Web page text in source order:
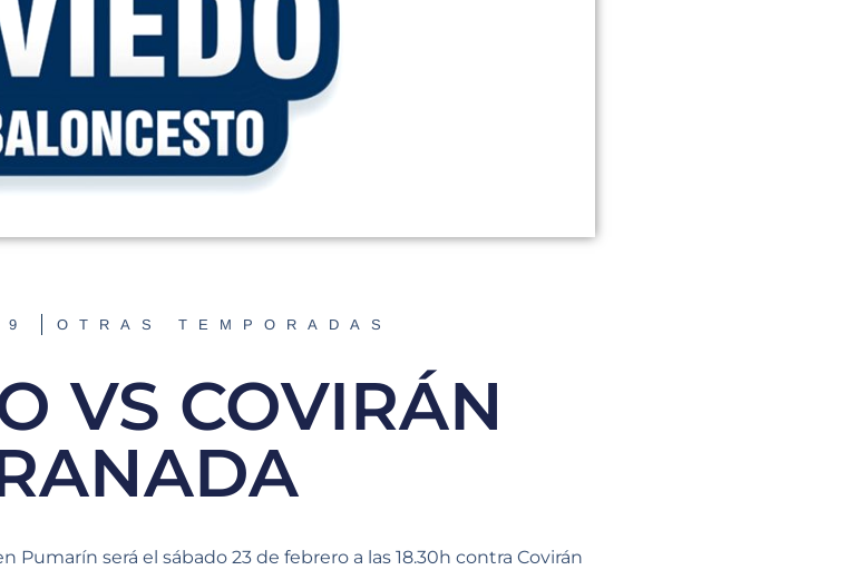
OTRAS TEMPORADAS
VS COVIRÁN
será el sábado 23 de febrero a las 18.30h contra Covirán